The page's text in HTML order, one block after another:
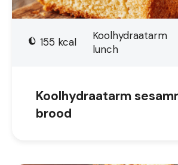
155 kcal
Koolhydraatarm
lunch
Koolhydraatarm
brood